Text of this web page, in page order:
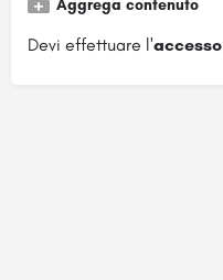
Aggrega contenuto
Devi effettuare l'accesso